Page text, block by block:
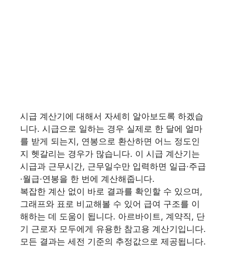
시급 계산기에 대해서 자세히 알아보도록 하겠습
니다. 시급으로 일하는 경우 실제로 한 달에 얼마
를 받게 되는지, 연봉으로 환산하면 어느 정도인
지 헷갈리는 경우가 많습니다. 이 시급 계산기는
시급과 근무시간, 근무일수만 입력하면 일급·주급
·월급·연봉을 한 번에 계산해줍니다.
복잡한 계산 없이 바로 결과를 확인할 수 있으며,
그래프와 표로 비교해볼 수 있어 급여 구조를 이
해하는 데 도움이 됩니다. 아르바이트, 계약직, 단
기 근로자 모두에게 유용한 참고용 계산기입니다.
모든 결과는 세전 기준의 추정값으로 제공됩니다.